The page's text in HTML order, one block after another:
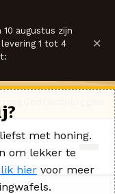
10 augustus zijn
1 tot 4
×
met honing.
om lekker te
hier voor meer